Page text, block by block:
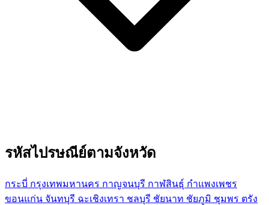
รหัสไปรษณีย์ตามจังหวัด
กระบี่ กรุงเทพมหานคร กาญจนบุรี กาฬสินธุ์ กำแพงเพชร
ขอนแก่น จันทบุรี ฉะเชิงเทรา ชลบุรี ชัยนาท ชัยภูมิ ชุมพร ตรัง